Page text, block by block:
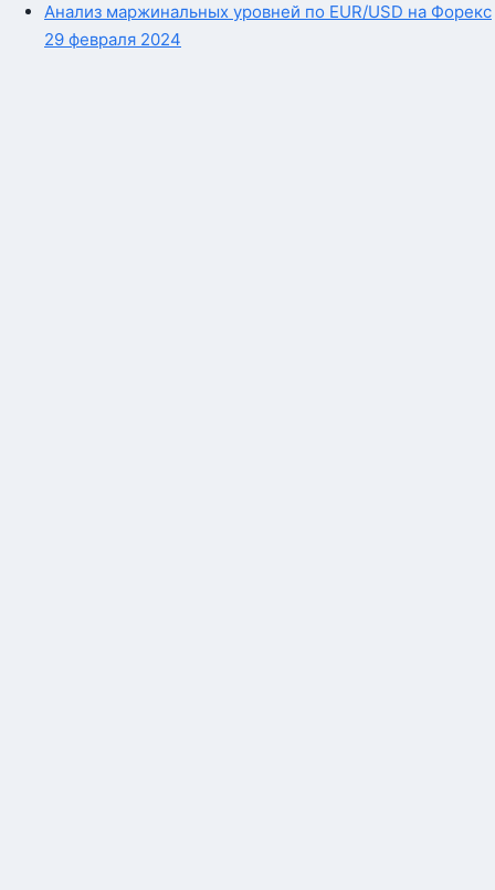
Анализ маржинальных уровней по EUR/USD на Форекс
29 февраля 2024